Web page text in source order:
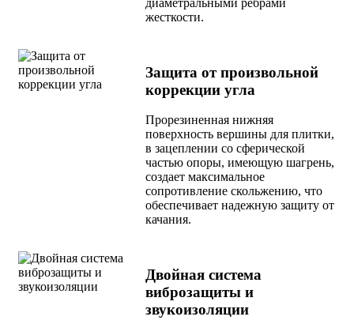
диаметральными ребрами
жесткости.
Защита от произвольной
коррекции угла
Прорезиненная нижняя
поверхность вершины для плитки,
в зацеплении со сферической
частью опоры, имеющую шагрень,
создает максимальное
сопротивление скольжению, что
обеспечивает надежную защиту от
качания.
Двойная система
виброзащиты и
звукоизоляции